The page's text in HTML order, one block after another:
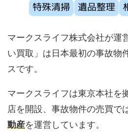
マークスライフ株式会社が運
い買取」は日本最初の事故物
スです。
マークスライフは東京本社を
店を開設、事故物件の売買で
動産を運営しています。